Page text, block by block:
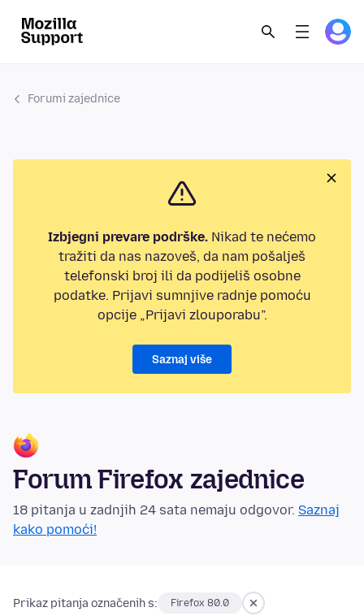
Forumi zajednice
Izbjegni prevare podrške. Nikad te nećemo
tražiti da nas nazoveš, da nam pošalješ
telefonski broj ili da podijeliš osobne
podatke. Prijavi sumnjive radnje pomoću
opcije „Prijavi zlouporabu”.
Saznaj više
Forum Firefox zajednice
18 pitanja u zadnjih 24 sata nemaju odgovor. Saznaj
kako pomoći!
Prikaz pitanja označenih s: Firefox 80.0